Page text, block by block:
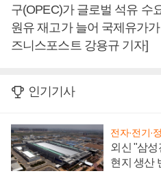
구(OPEC)가 글로벌 석유 수
원유 재고가 늘어 국제유가
즈니스포스트 강용규 기자]
인기기사
전자·전기·
외신 "삼
현지 생산